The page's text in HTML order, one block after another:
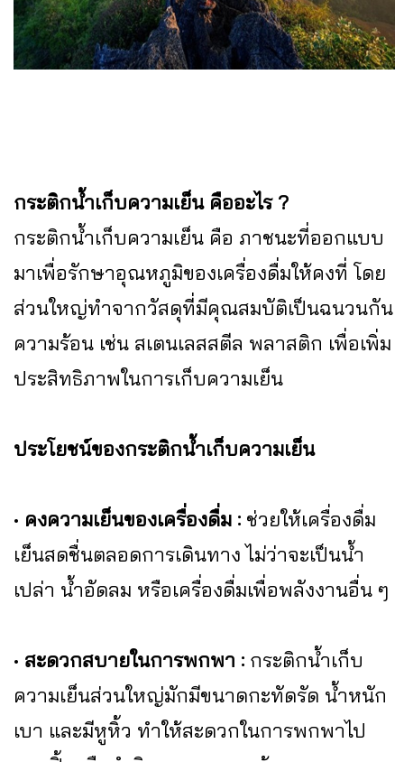
กระติกน้ำเก็บความเย็น คืออะไร ?
กระติกน้ำเก็บความเย็น คือ ภาชนะที่ออกแบบ
มาเพื่อรักษาอุณหภูมิของเครื่องดื่มให้คงที่ โดย
ส่วนใหญ่ทำจากวัสดุที่มีคุณสมบัติเป็นฉนวนกัน
ความร้อน เช่น สเตนเลสสตีล พลาสติก เพื่อเพิ่ม
ประสิทธิภาพในการเก็บความเย็น
ประโยชน์ของกระติกน้ำเก็บความเย็น
• คงความเย็นของเครื่องดื่ม : ช่วยให้เครื่องดื่ม
เย็นสดชื่นตลอดการเดินทาง ไม่ว่าจะเป็นน้ำ
เปล่า น้ำอัดลม หรือเครื่องดื่มเพื่อพลังงานอื่น ๆ
• สะดวกสบายในการพกพา : กระติกน้ำเก็บ
ความเย็นส่วนใหญ่มักมีขนาดกะทัดรัด น้ำหนัก
เบา และมีหูหิ้ว ทำให้สะดวกในการพกพาไป